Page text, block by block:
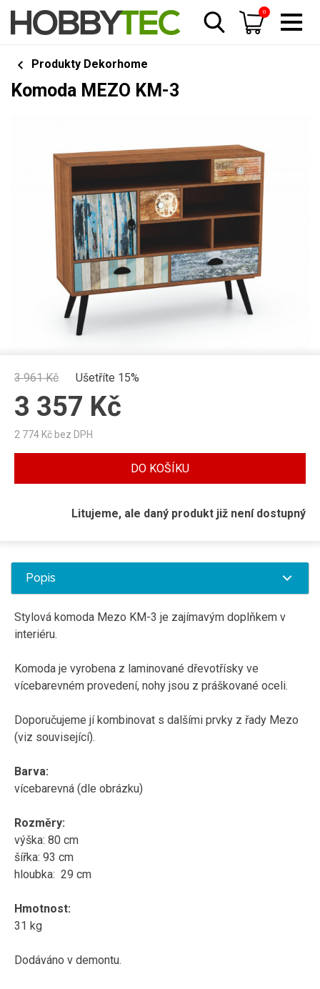
0
Produkty Dekorhome
Komoda MEZO KM-3
3 961Kč Ušetříte 15%
3 357 Kč
2 774 Kč bez DPH
DO KOŠÍKU
Litujeme, ale daný produkt již není dostupný
Popis
Stylová komoda Mezo KM-3 je zajímavým doplňkem v
interiéru.
Komoda je vyrobena z laminované dřevotřísky ve
vícebarevném provedení, nohy jsou z práškované oceli.
Doporučujeme jí kombinovat s dalšími prvky z řady Mezo
(viz související).
Barva:
vícebarevná (dle obrázku)
Rozměry:
výška: 80 cm
šířka: 93 cm
hloubka: 29 cm
Hmotnost:
31 kg
Dodáváno v demontu.